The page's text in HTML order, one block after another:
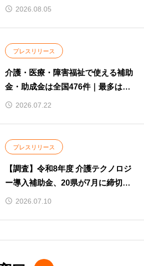
認定パートナー制度を開始
2026.08.05
プレスリリース
介護・医療・障害福祉で使える補助
金・助成金は全国476件｜最多は
「人材確保」約4割・ICT・AI導入
2026.07.22
プレスリリース
【調査】令和8年度 介護テクノロジ
ー導入補助金、20県が7月に締切集
中｜補助率最大4/5・記録ソフト
2026.07.10